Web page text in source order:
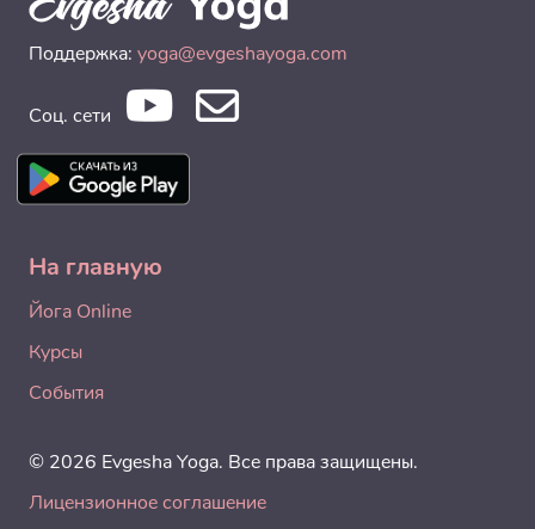
Поддержка: yoga@evgeshayoga.com
Соц. сети
На главную
Йога Online
Курсы
События
© 2026 Evgesha Yoga. Все права защищены.
Лицензионное соглашение